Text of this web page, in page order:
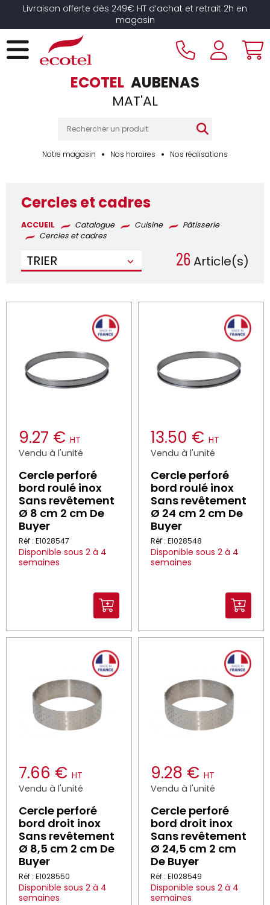
Livraison offerte dès 249€ HT d’achat et retrait 2h en
magasin
ECOTEL AUBENAS
MAT'AL
Notre magasin Nos horaires Nos réalisations
Cercles et cadres
ACCUEIL Catalogue Cuisine
Pâtisserie
Cercles et cadres
TRIER 26Article(s)
9.27 € HT
Vendu à l'unité
Cercle perforé
bord roulé inox
Sans revêtement
Ø 8 cm 2 cm De
Buyer
Réf : E1028547
Disponible sous 2 à 4
semaines
13.50 € HT
Vendu à l'unité
Cercle perforé
bord roulé inox
Sans revêtement
Ø 24 cm 2 cm De
Buyer
Réf : E1028548
Disponible sous 2 à 4
semaines
7.66 € HT
Vendu à l'unité
Cercle perforé
bord droit inox
Sans revêtement
Ø 8,5 cm 2 cm De
Buyer
Réf : E1028550
Disponible sous 2 à 4
semaines
9.28 € HT
Vendu à l'unité
Cercle perforé
bord droit inox
Sans revêtement
Ø 24,5 cm 2 cm
De Buyer
Réf : E1028549
Disponible sous 2 à 4
semaines
Panneau de gestion des cookies